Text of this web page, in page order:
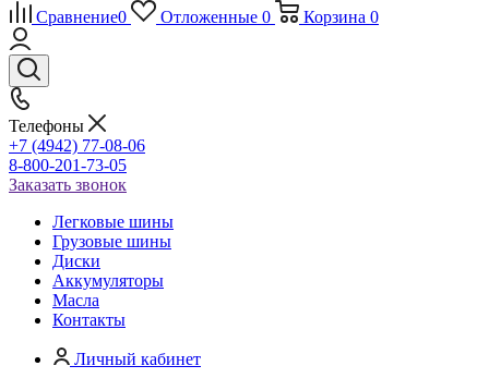
Сравнение0 Отложенные 0 Корзина 0
Телефоны
+7 (4942) 77-08-06
8-800-201-73-05
Заказать звонок
Легковые шины
Грузовые шины
Диски
Аккумуляторы
Масла
Контакты
Личный кабинет